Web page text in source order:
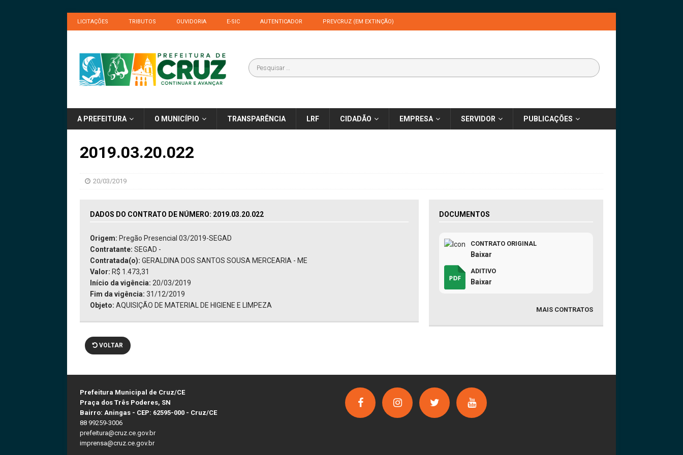
LICITAÇÕES TRIBUTOS OUVIDORIA E-SIC AUTENTICADOR PREVCRUZ (EM EXTINÇÃO)
A PREFEITURA O MUNICÍPIO TRANSPARÊNCIA LRF CIDADÃO EMPRESA SERVIDOR PUBLICAÇÕES
2019.03.20.022
20/03/2019
DADOS DO CONTRATO DE NÚMERO: 2019.03.20.022
Origem: Pregão Presencial 03/2019-SEGAD
Contratante: SEGAD -
Contratada(o): GERALDINA DOS SANTOS SOUSA MERCEARIA - ME
Valor: R$ 1.473,31
Início da vigência: 20/03/2019
Fim da vigência: 31/12/2019
Objeto: AQUISIÇÃO DE MATERIAL DE HIGIENE E LIMPEZA
DOCUMENTOS
CONTRATO ORIGINAL
Baixar
ADITIVO
Baixar
MAIS CONTRATOS
VOLTAR
Prefeitura Municipal de Cruz/CE
Praça dos Três Poderes, SN
Bairro: Aningas - CEP: 62595-000 - Cruz/CE
88 99259-3006
prefeitura@cruz.ce.gov.br
imprensa@cruz.ce.gov.br